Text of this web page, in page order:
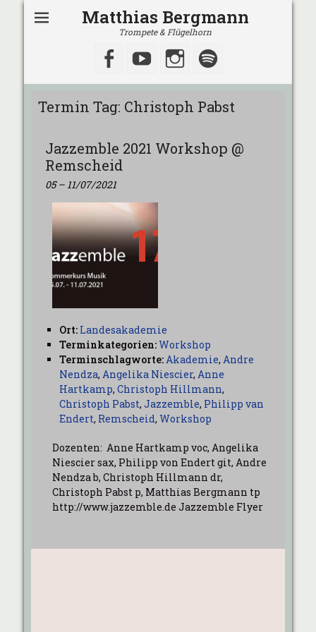
Matthias Bergmann
Trompete & Flügelhorn
Facebook
YouTubeInstagram
Termin Tag: Christoph Pabst
Jazzemble 2021 Workshop @
Remscheid
05– 11/07/2021
Ort: Landesakademie
Terminkategorien:Workshop
Terminschlagworte:Akademie, Andre
Nendza, Angelika Niescier, Anne
Hartkamp, Christoph Hillmann,
Christoph Pabst, Jazzemble, Philipp van
Endert, Remscheid, Workshop
Dozenten: Anne Hartkamp voc, Angelika
Niescier sax, Philipp von Endert git, Andre
Nendza b, Christoph Hillmann dr,
Christoph Pabst p, Matthias Bergmann tp
http://www.jazzemble.de Jazzemble Flyer